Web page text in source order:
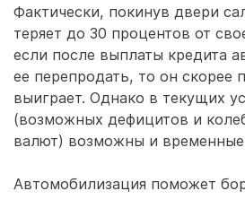
Фактически, покинув двери
теряет до 30 процентов от
если после выплаты кредита
ее перепродать, то он скорее
выиграет. Однако в текущих
(возможных дефицитов и
валют) возможны и временные
Автомобилизация поможет